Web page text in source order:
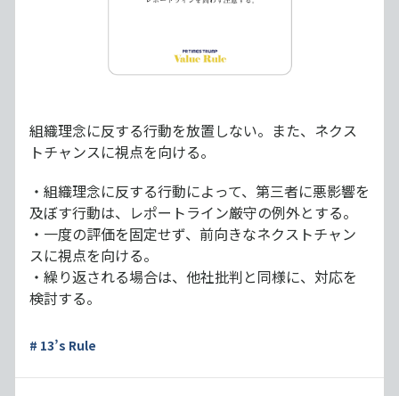
組織理念に反する行動を放置しない。また、ネクス
トチャンスに視点を向ける。
・組織理念に反する行動によって、第三者に悪影響を
及ぼす行動は、レポートライン厳守の例外とする。
・一度の評価を固定せず、前向きなネクストチャン
スに視点を向ける。
・繰り返される場合は、他社批判と同様に、対応を
検討する。
# 13’s Rule